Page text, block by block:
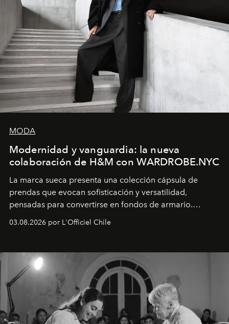
MODA
Modernidad y vanguardia: la nueva
colaboración de H&M con WARDROBE.NYC
La marca sueca presenta una colección cápsula de
prendas que evocan sofisticación y versatilidad,
pensadas para convertirse en fondos de armario.
03.08.2026 por L'Officiel Chile